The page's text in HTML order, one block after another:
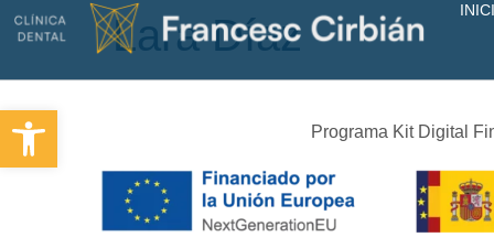
Abrir barra de herramientas
Lara Díaz
Programa Kit Digital